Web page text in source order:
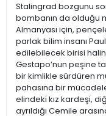
Stalingrad bozgunu
bombanın da olduğu
Almanyası için,
parlak bilim insanı
edilebilecek birisi
Gestapo’nun peşine
bir kimlikle sürdüren
pahasına bir
elindeki kız kardeşi,
ayrıldığı Cemile